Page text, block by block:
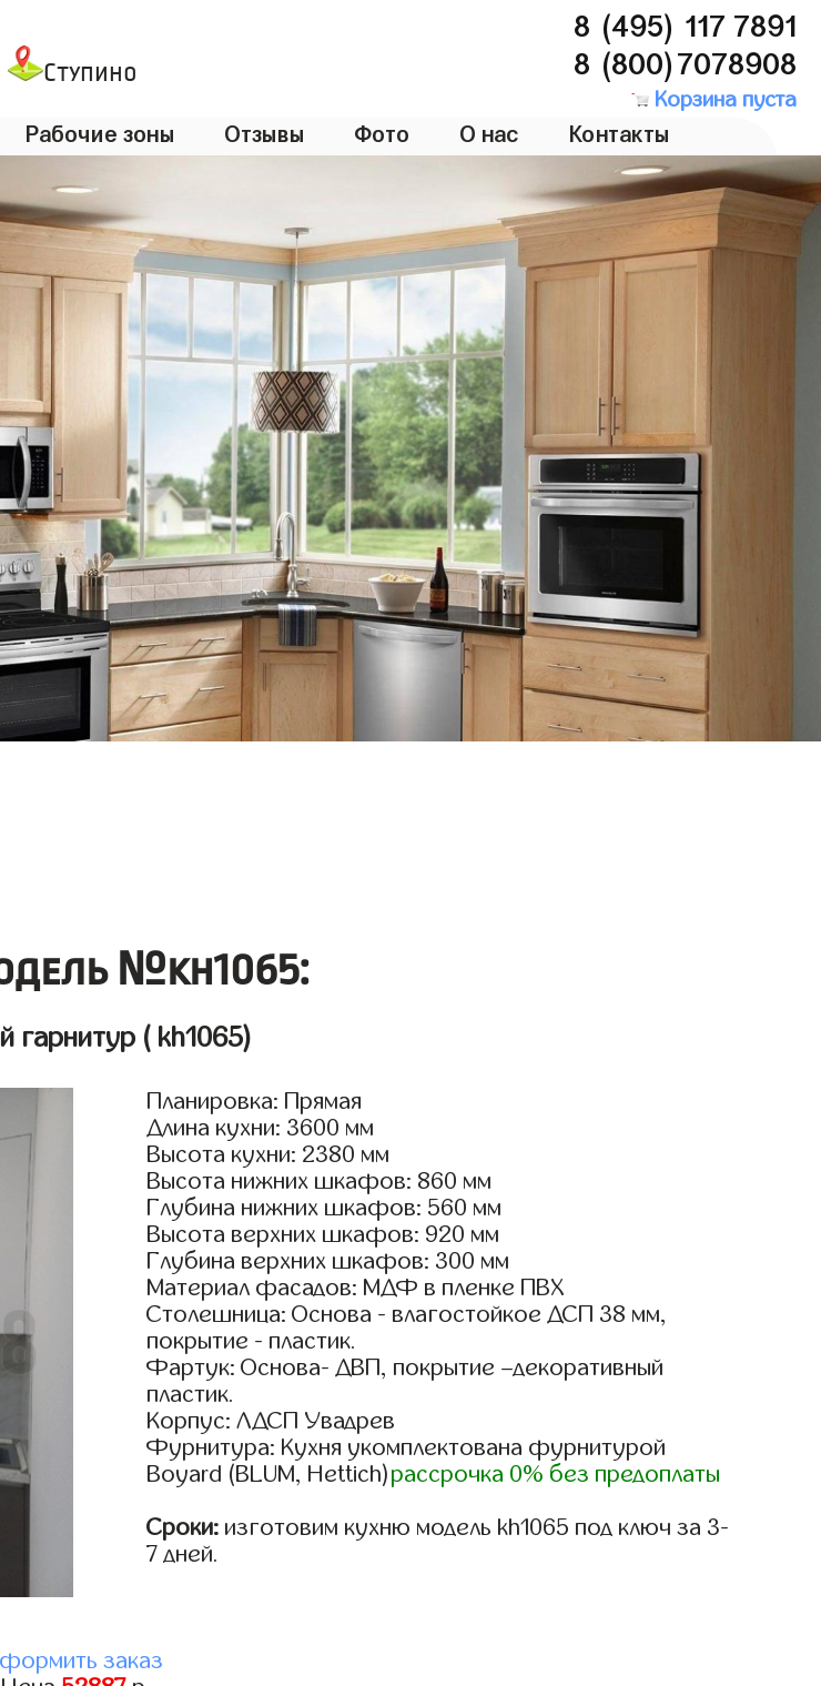
Ступино
8 (495) 117 7891
8 (800)7078908
Корзина пуста
Рабочие зоны Отзывы Фото О нас Контакты
№kh1065:
гарнитур ( kh1065)
Планировка: Прямая
Длина кухни: 3600 мм
Высота кухни: 2380 мм
Высота нижних шкафов: 860 мм
Глубина нижних шкафов: 560 мм
Высота верхних шкафов: 920 мм
Глубина верхних шкафов: 300 мм
Материал фасадов: МДФ в пленке ПВХ
Столешница: Основа - влагостойкое ДСП 38 мм,
покрытие - пластик.
Фартук: Основа- ДВП, покрытие –декоративный
пластик.
Корпус: ЛДСП Увадрев
Фурнитура: Кухня укомплектована фурнитурой
Boyard (BLUM, Hettich)рассрочка 0% без предоплаты
Сроки: изготовим кухню модель kh1065 под ключ за 3-
7 дней.
заказ